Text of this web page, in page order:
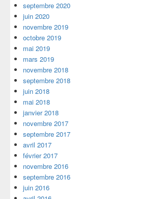
septembre 2020
juin 2020
novembre 2019
octobre 2019
mai 2019
mars 2019
novembre 2018
septembre 2018
juin 2018
mai 2018
janvier 2018
novembre 2017
septembre 2017
avril 2017
février 2017
novembre 2016
septembre 2016
juin 2016